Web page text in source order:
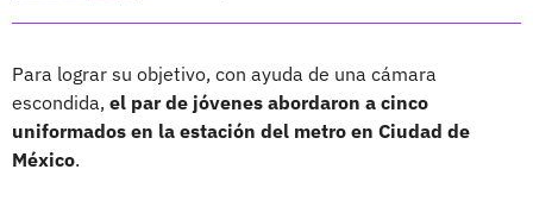
Para lograr su objetivo, con ayuda de una cámara
escondida, el par de jóvenes abordaron a cinco
uniformados en la estación del metro en Ciudad de
México.